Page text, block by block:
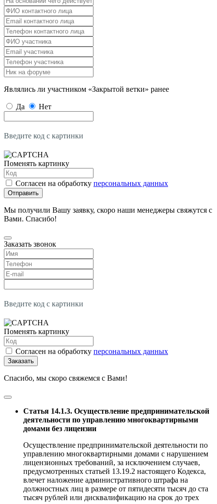
Являлись ли участником «Закрытой ветки» ранее
Да Нет
Введите код с картинки
Поменять картинку
Согласен на обработку персональных данных
Отправить
Мы получили Вашу заявку, скоро наши менеджеры свяжутся с
Вами. Спасибо!
Заказать звонок
Введите код с картинки
Поменять картинку
Согласен на обработку персональных данных
Заказать
Спасибо, мы скоро свяжемся с Вами!
Статья 14.1.3. Осуществление предпринимательской
деятельности по управлению многоквартирными
домами без лицензии
Осуществление предпринимательской деятельности по
управлению многоквартирными домами с нарушением
лицензионных требований, за исключением случаев,
предусмотренных статьей 13.19.2 настоящего Кодекса,
влечет наложение административного штрафа на
должностных лиц в размере от пятидесяти тысяч до ста
тысяч рублей или дисквалификацию на срок до трех